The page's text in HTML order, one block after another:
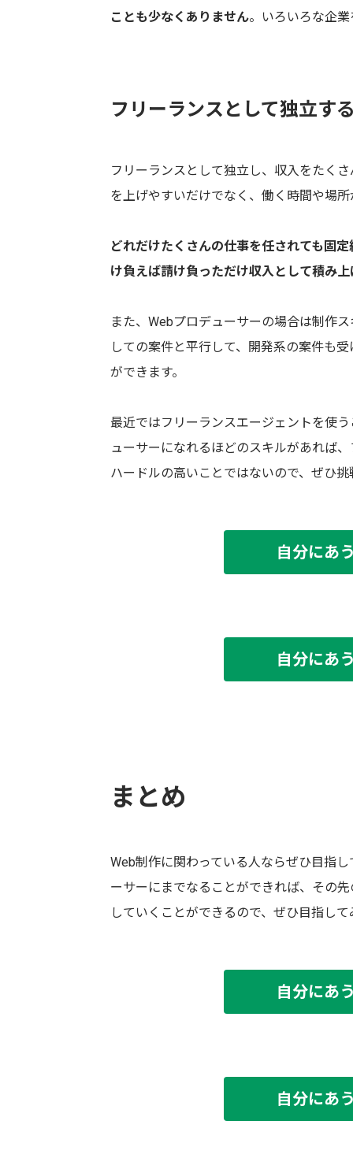
ことも少なくありません。いろいろな企
フリーランスとして独立す
フリーランスとして独立し、収入をたく
を上げやすいだけでなく、働く時間や場
どれだけたくさんの仕事を任されても固
け負えば請け負っただけ収入として積み
また、Webプロデューサーの場合は制作
しての案件と平行して、開発系の案件も
ができます。
最近ではフリーランスエージェントを使う
ューサーになれるほどのスキルがあれば
ハードルの高いことではないので、ぜひ
自分にあ
自分にあ
まとめ
Web制作に関わっている人ならぜひ目指
ーサーにまでなることができれば、その
していくことができるので、ぜひ目指し
自分にあ
自分にあ